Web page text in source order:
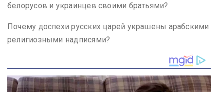
белорусов и украинцев своими братьями?
Почему доспехи русских царей украшены арабскими
религиозными надписями?